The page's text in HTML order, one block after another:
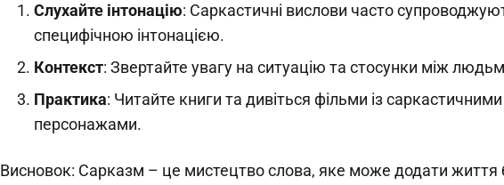
Слухайте інтонацію: Саркастичні вислови часто
специфічною інтонацією.
Контекст: Звертайте увагу на ситуацію та стосунки між
Практика: Читайте книги та дивіться фільми із саркастичними
персонажами.
Висновок: Сарказм – це мистецтво слова, яке може додати життя